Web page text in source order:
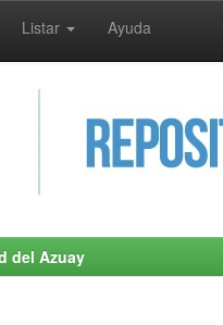
Listar Ayuda
del Azuay